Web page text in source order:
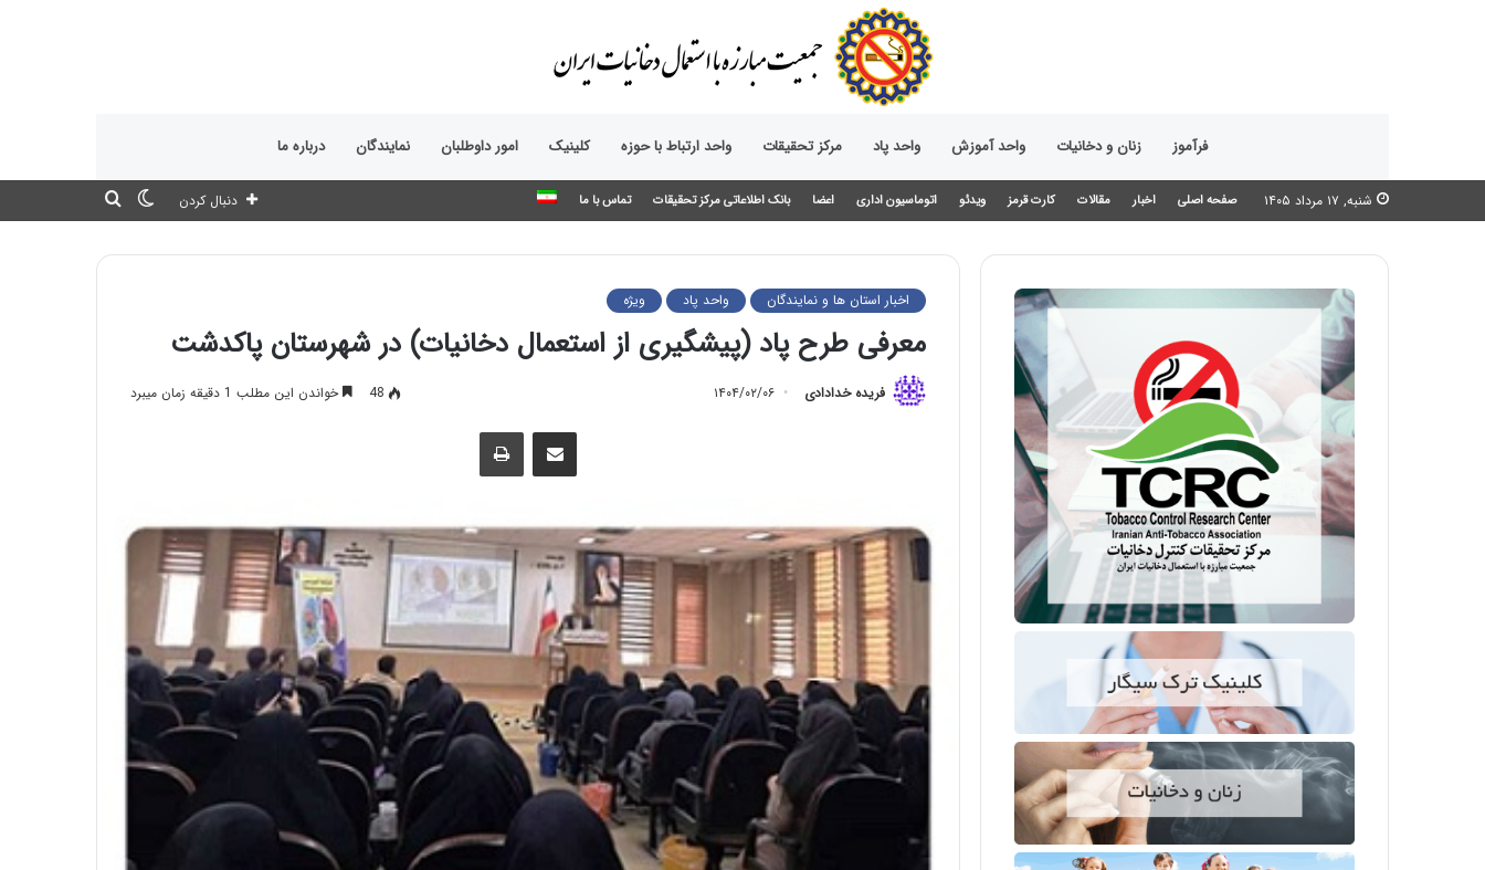
فرآموز زنان و دخانیات واحد آموزش واحد پاد مرکز تحقیقات واحد ارتباط با حوزه‌ کلینیک امور داوطلبان نمایندگان درباره ما
شنبه, ۱۷ مرداد ۱۴۰۵ صفحه اصلی اخبار مقالات کارت قرمز ویدئو اتوماسیون اداری اعضا بانک اطلاعاتی مرکز تحقیقات تماس با ما
تغییر
دنبال کردن
اخبار استان ها و نمایندگان واحد پاد ویژه
معرفی طرح پاد (پیشگیری از استعمال دخانیات) در شهرستان پاکدشت
فریده خدادادی ۱۴۰۴/۰۲/۰۶ 48 خواندن این مطلب 1 دقیقه زمان میبرد
اشتراک گذاری از طریق ایمیل